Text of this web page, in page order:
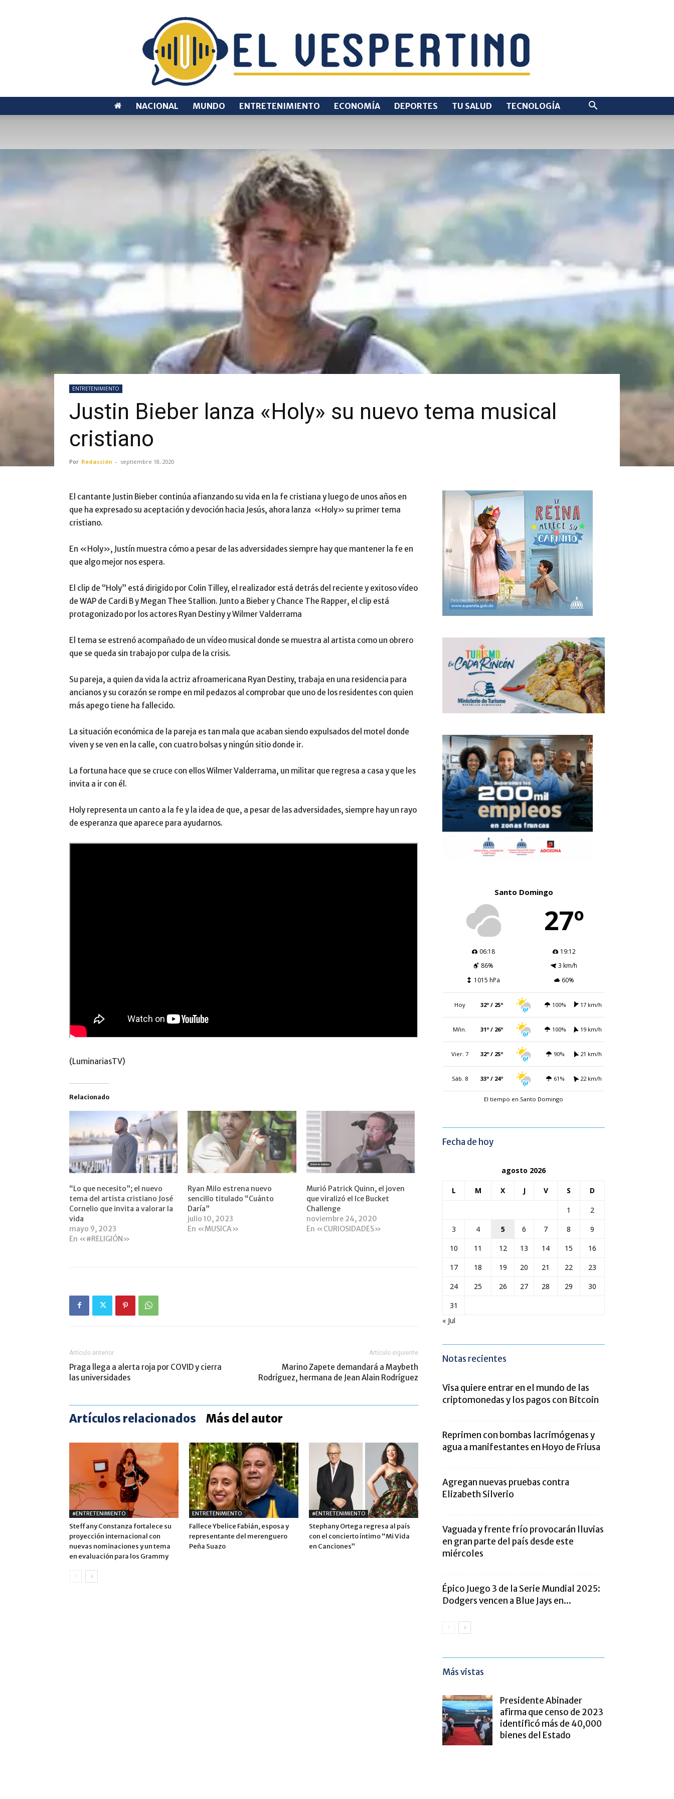
VESPERTINO
NACIONAL MUNDO ENTRETENIMIENTO ECONOMÍA DEPORTES TU SALUD TECNOLOGÍA
ENTRETENIMIENTO
Justin Bieber lanza «Holy» su nuevo tema musical
cristiano
Por Redacción - septiembre 18, 2020
El cantante Justin Bieber continúa afianzando su vida en la fe cristiana y luego de unos años en
que ha expresado su aceptación y devoción hacia Jesús, ahora lanza «Holy» su primer tema
cristiano.
En «Holy», Justín muestra cómo a pesar de las adversidades siempre hay que mantener la fe en
que algo mejor nos espera.
El clip de “Holy” está dirigido por Colin Tilley, el realizador está detrás del reciente y exitoso vídeo
de WAP de Cardi B y Megan Thee Stallion. Junto a Bieber y Chance The Rapper, el clip está
protagonizado por los actores Ryan Destiny y Wilmer Valderrama
El tema se estrenó acompañado de un vídeo musical donde se muestra al artista como un obrero
que se queda sin trabajo por culpa de la crisis.
Su pareja, a quien da vida la actriz afroamericana Ryan Destiny, trabaja en una residencia para
ancianos y su corazón se rompe en mil pedazos al comprobar que uno de los residentes con quien
más apego tiene ha fallecido.
La situación económica de la pareja es tan mala que acaban siendo expulsados del motel donde
viven y se ven en la calle, con cuatro bolsas y ningún sitio donde ir.
La fortuna hace que se cruce con ellos Wilmer Valderrama, un militar que regresa a casa y que les
invita a ir con él.
Holy representa un canto a la fe y la idea de que, a pesar de las adversidades, siempre hay un rayo
de esperanza que aparece para ayudarnos.
(LuminariasTV)
Relacionado
“Lo que necesito”; el nuevo
tema del artista cristiano José
Cornelio que invita a valorar la
vida
mayo 9, 2023
En «#RELIGIÓN»
Ryan Milo estrena nuevo
sencillo titulado “Cuánto
Daría”
julio 10, 2023
En «MUSICA»
Murió Patrick Quinn, el joven
que viralizó el Ice Bucket
Challenge
noviembre 24, 2020
En «CURIOSIDADES»
Artículo anterior
Praga llega a alerta roja por COVID y cierra
las universidades
Artículo siguiente
Marino Zapete demandará a Maybeth
Rodríguez, hermana de Jean Alain Rodríguez
Artículos relacionados Más del autor
#ENTRETENIMIENTO
Steffany Constanza fortalece su
proyección internacional con
nuevas nominaciones y un tema
en evaluación para los Grammy
ENTRETENIMIENTO
Fallece Ybelice Fabián, esposa y
representante del merenguero
Peña Suazo
#ENTRETENIMIENTO
Stephany Ortega regresa al país
con el concierto íntimo “Mi Vida
en Canciones”
Santo Domingo
27º
06:18
19:12
86%
3 km/h
1015 hPa
60%
Hoy 32º / 25º 100% 17 km/h
Mñn. 31º / 26º 100% 19 km/h
Vier. 7 32º / 25º 90% 21 km/h
Sáb. 8 33º / 24º 61% 22 km/h
El tiempo en Santo Domingo
Fecha de hoy
agosto 2026
L M X J V S D
1
2
3
4 5 6 7 8
9
10
11 12 13 14 15
16
17
18 19 20 21 22
23
24
25 26 27 28 29
30
31
« Jul
Notas recientes
Visa quiere entrar en el mundo de las
criptomonedas y los pagos con Bitcoin
Reprimen con bombas lacrimógenas y
agua a manifestantes en Hoyo de Friusa
Agregan nuevas pruebas contra
Elizabeth Silverio
Vaguada y frente frío provocarán lluvias
en gran parte del país desde este
miércoles
Épico Juego 3 de la Serie Mundial 2025:
Dodgers vencen a Blue Jays en...
Más vistas
Presidente Abinader
afirma que censo de 2023
identificó más de 40,000
bienes del Estado